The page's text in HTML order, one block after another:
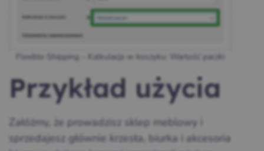
Flexible Shipping – Kalkulacja w koszyku: Wartość paczki
Przykład użycia
Załóżmy, że prowadzisz sklep meblowy i
sprzedajesz głównie krzesła, biurka i akcesoria